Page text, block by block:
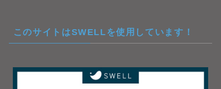
このサイトはSWELLを使用しています！